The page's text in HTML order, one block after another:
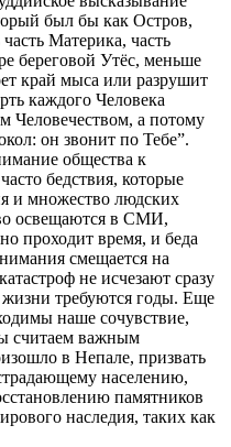
был бы как Остров,
Материка, часть
береговой Утёс, меньше
край мыса или разрушит
каждого Человека
Человечеством, а потому
он звонит по Тебе”.
общества к
бедствия, которые
и множество людских
освещаются в СМИ,
проходит время, и беда
смещается на
не исчезают сразу
требуются годы. Еще
наше сочувствие,
считаем важным
в Непале, призвать
населению,
памятников
наследия, таких как